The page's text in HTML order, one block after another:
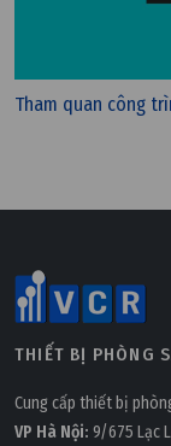
Thứ hai, 20/04/
Trung (kèm
Tham quan công
THIẾT BỊ PHÒNG
Cung cấp thiết bị
VP Hà Nội: 9/675 Lạc